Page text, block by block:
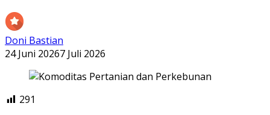
Doni Bastian
24 Juni 20267 Juli 2026
291